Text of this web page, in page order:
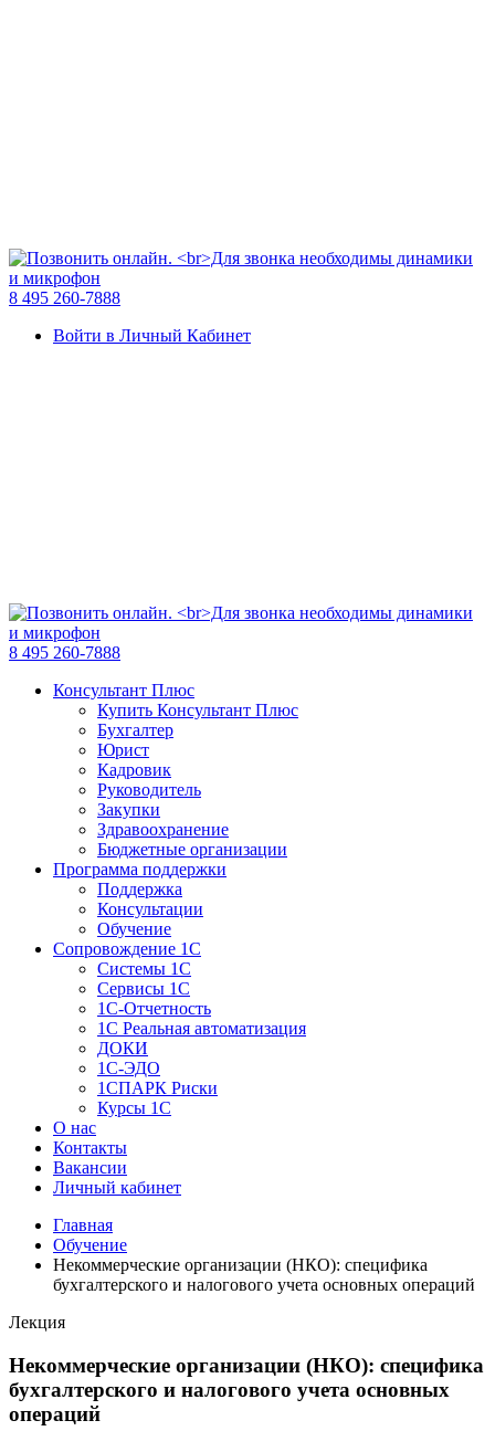
8 495 260-7888
Войти в Личный Кабинет
8 495 260-7888
Консультант Плюс
Купить Консультант Плюс
Бухгалтер
Юрист
Кадровик
Руководитель
Закупки
Здравоохранение
Бюджетные организации
Программа поддержки
Поддержка
Консультации
Обучение
Сопровождение 1С
Системы 1С
Сервисы 1С
1C-Отчетность
1С Реальная автоматизация
ДОКИ
1C-ЭДО
1СПАРК Риски
Курсы 1С
О нас
Контакты
Вакансии
Личный кабинет
Главная
Обучение
Некоммерческие организации (НКО): специфика
бухгалтерского и налогового учета основных операций
Лекция
Некоммерческие организации (НКО): специфика
бухгалтерского и налогового учета основных
операций